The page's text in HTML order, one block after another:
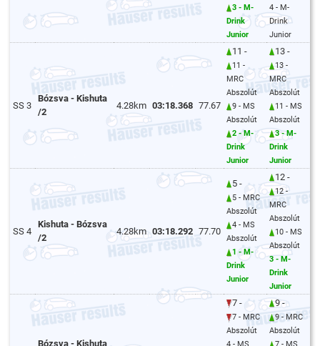
3 - M-
Drink
Junior
4 - M-
Drink
Junior
SS 3
Bózsva - Kishuta
/2
4.28km 03:18.368 77.67
11 -
11 -
MRC
Abszolút
9 - MS
Abszolút
2 - M-
Drink
Junior
13 -
13 -
MRC
Abszolút
11 - MS
Abszolút
3 - M-
Drink
Junior
SS 4
Kishuta - Bózsva
/2
4.28km 03:18.292 77.70
5 -
5 - MRC
Abszolút
4 - MS
Abszolút
1 - M-
Drink
Junior
12 -
12 -
MRC
Abszolút
10 - MS
Abszolút
3 - M-
Drink
Junior
Bózsva - Kishuta
7 -
7 - MRC
Abszolút
9 -
9 - MRC
Abszolút